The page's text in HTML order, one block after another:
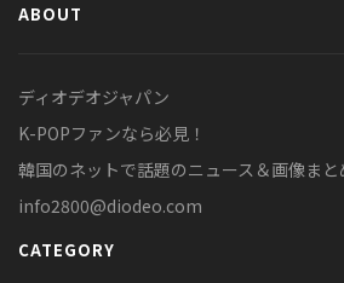
ABOUT
ディオデオジャパン
K-POPファンなら必見！
韓国のネットで話題のニュース＆画像まと
info2800@diodeo.com
CATEGORY